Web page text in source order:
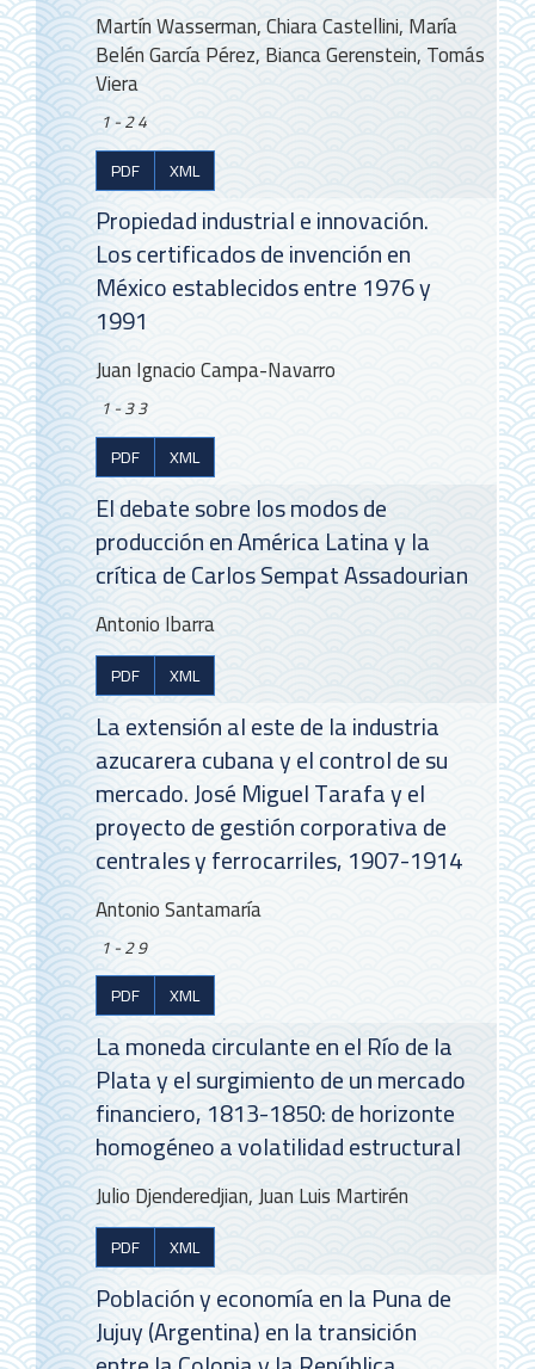
Martín Wasserman, Chiara Castellini, María
Belén García Pérez, Bianca Gerenstein, Tomás
Viera
1-24
PDF
XML
Propiedad industrial e innovación.
Los certificados de invención en
México establecidos entre 1976 y
1991
Juan Ignacio Campa-Navarro
1-33
PDF
XML
El debate sobre los modos de
producción en América Latina y la
crítica de Carlos Sempat Assadourian
Antonio Ibarra
PDF XML
La extensión al este de la industria
azucarera cubana y el control de su
mercado. José Miguel Tarafa y el
proyecto de gestión corporativa de
centrales y ferrocarriles, 1907-1914
Antonio Santamaría
1-29
PDF
XML
La moneda circulante en el Río de la
Plata y el surgimiento de un mercado
financiero, 1813-1850: de horizonte
homogéneo a volatilidad estructural
Julio Djenderedjian, Juan Luis Martirén
PDF XML
Población y economía en la Puna de
Jujuy (Argentina) en la transición